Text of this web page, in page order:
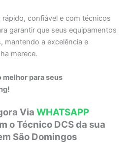
confiável e com técnicos
garantir que seus equipamentos
mantendo a excelência e
merece.
melhor para seus
Via WHATSAPP
o Técnico DCS da sua
São Domingos